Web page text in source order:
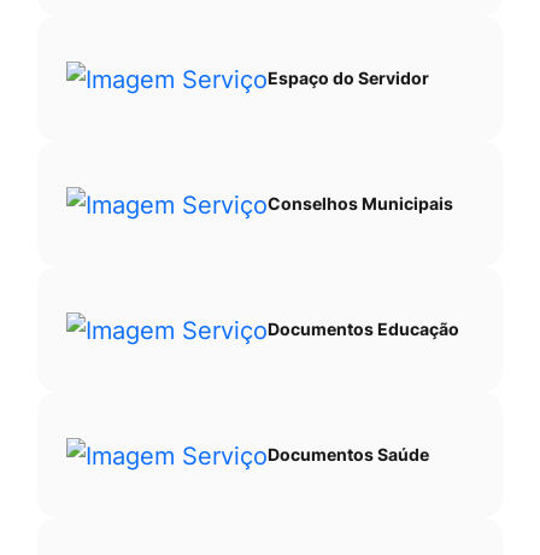
Espaço do Servidor
Conselhos Municipais
Documentos Educação
Documentos Saúde